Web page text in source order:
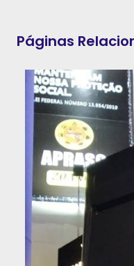
Páginas